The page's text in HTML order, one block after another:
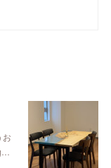
お